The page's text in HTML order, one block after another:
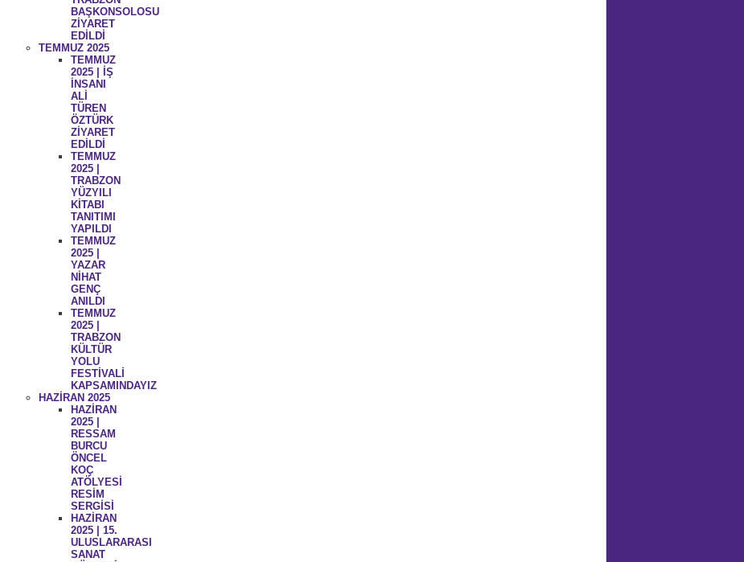
BAŞKONSOLOSU
ZİYARET
EDİLDİ
TEMMUZ 2025
TEMMUZ
2025 | İŞ
İNSANI
ALİ
TÜREN
ÖZTÜRK
ZİYARET
EDİLDİ
TEMMUZ
2025 |
TRABZON
YÜZYILI
KİTABI
TANITIMI
YAPILDI
TEMMUZ
2025 |
YAZAR
NİHAT
GENÇ
ANILDI
TEMMUZ
2025 |
TRABZON
KÜLTÜR
YOLU
FESTİVALİ
KAPSAMINDAYIZ
HAZİRAN 2025
HAZİRAN
2025 |
RESSAM
BURCU
ÖNCEL
KOÇ
ATÖLYESİ
RESİM
SERGİSİ
HAZİRAN
2025 | 15.
ULUSLARARASI
SANAT